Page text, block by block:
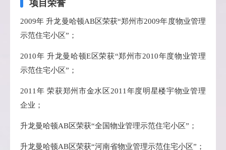
项目荣誉
2009年 升龙曼哈顿AB区荣获“郑州市2009年度物业管理
示范住宅小区”；
2010年 升龙曼哈顿E区荣获“郑州市2010年度物业管理
示范住宅小区”；
2011年 荣获郑州市金水区2011年度明星楼宇物业管理
企业；
升龙曼哈顿AB区荣获“全国物业管理示范住宅小区”；
升龙曼哈顿AB区荣获“河南省物业管理示范住宅小区”；